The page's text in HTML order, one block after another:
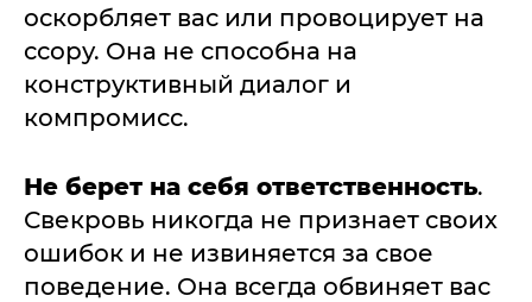
оскорбляет вас или провоцирует на
ссору. Она не способна на
конструктивный диалог и
компромисс.
Не берет на себя ответственность.
Свекровь никогда не признает своих
ошибок и не извиняется за свое
поведение. Она всегда обвиняет вас